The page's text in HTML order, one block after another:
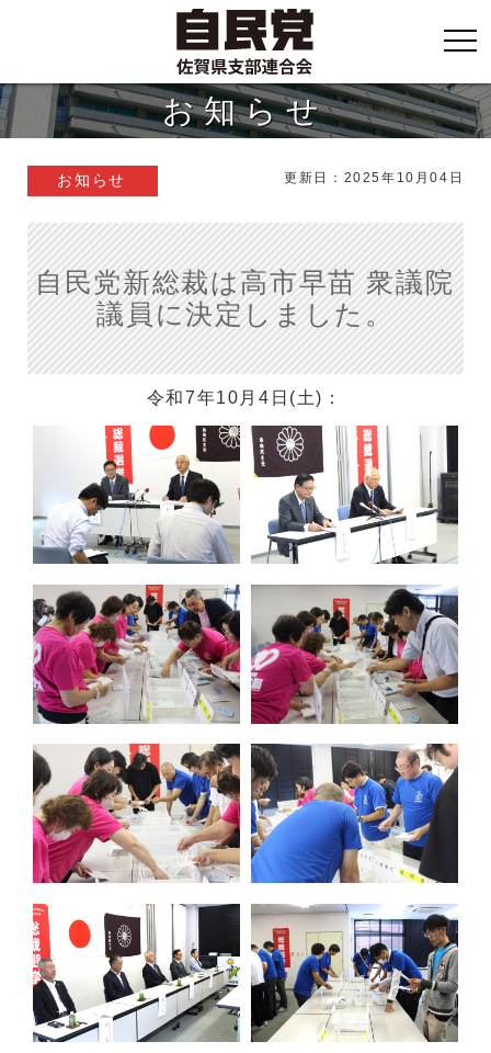
お知らせ
お知らせ 更新日：2025年10月04日
自民党新総裁は高市早苗 衆議院
議員に決定しました。
令和7年10月4日(土)：